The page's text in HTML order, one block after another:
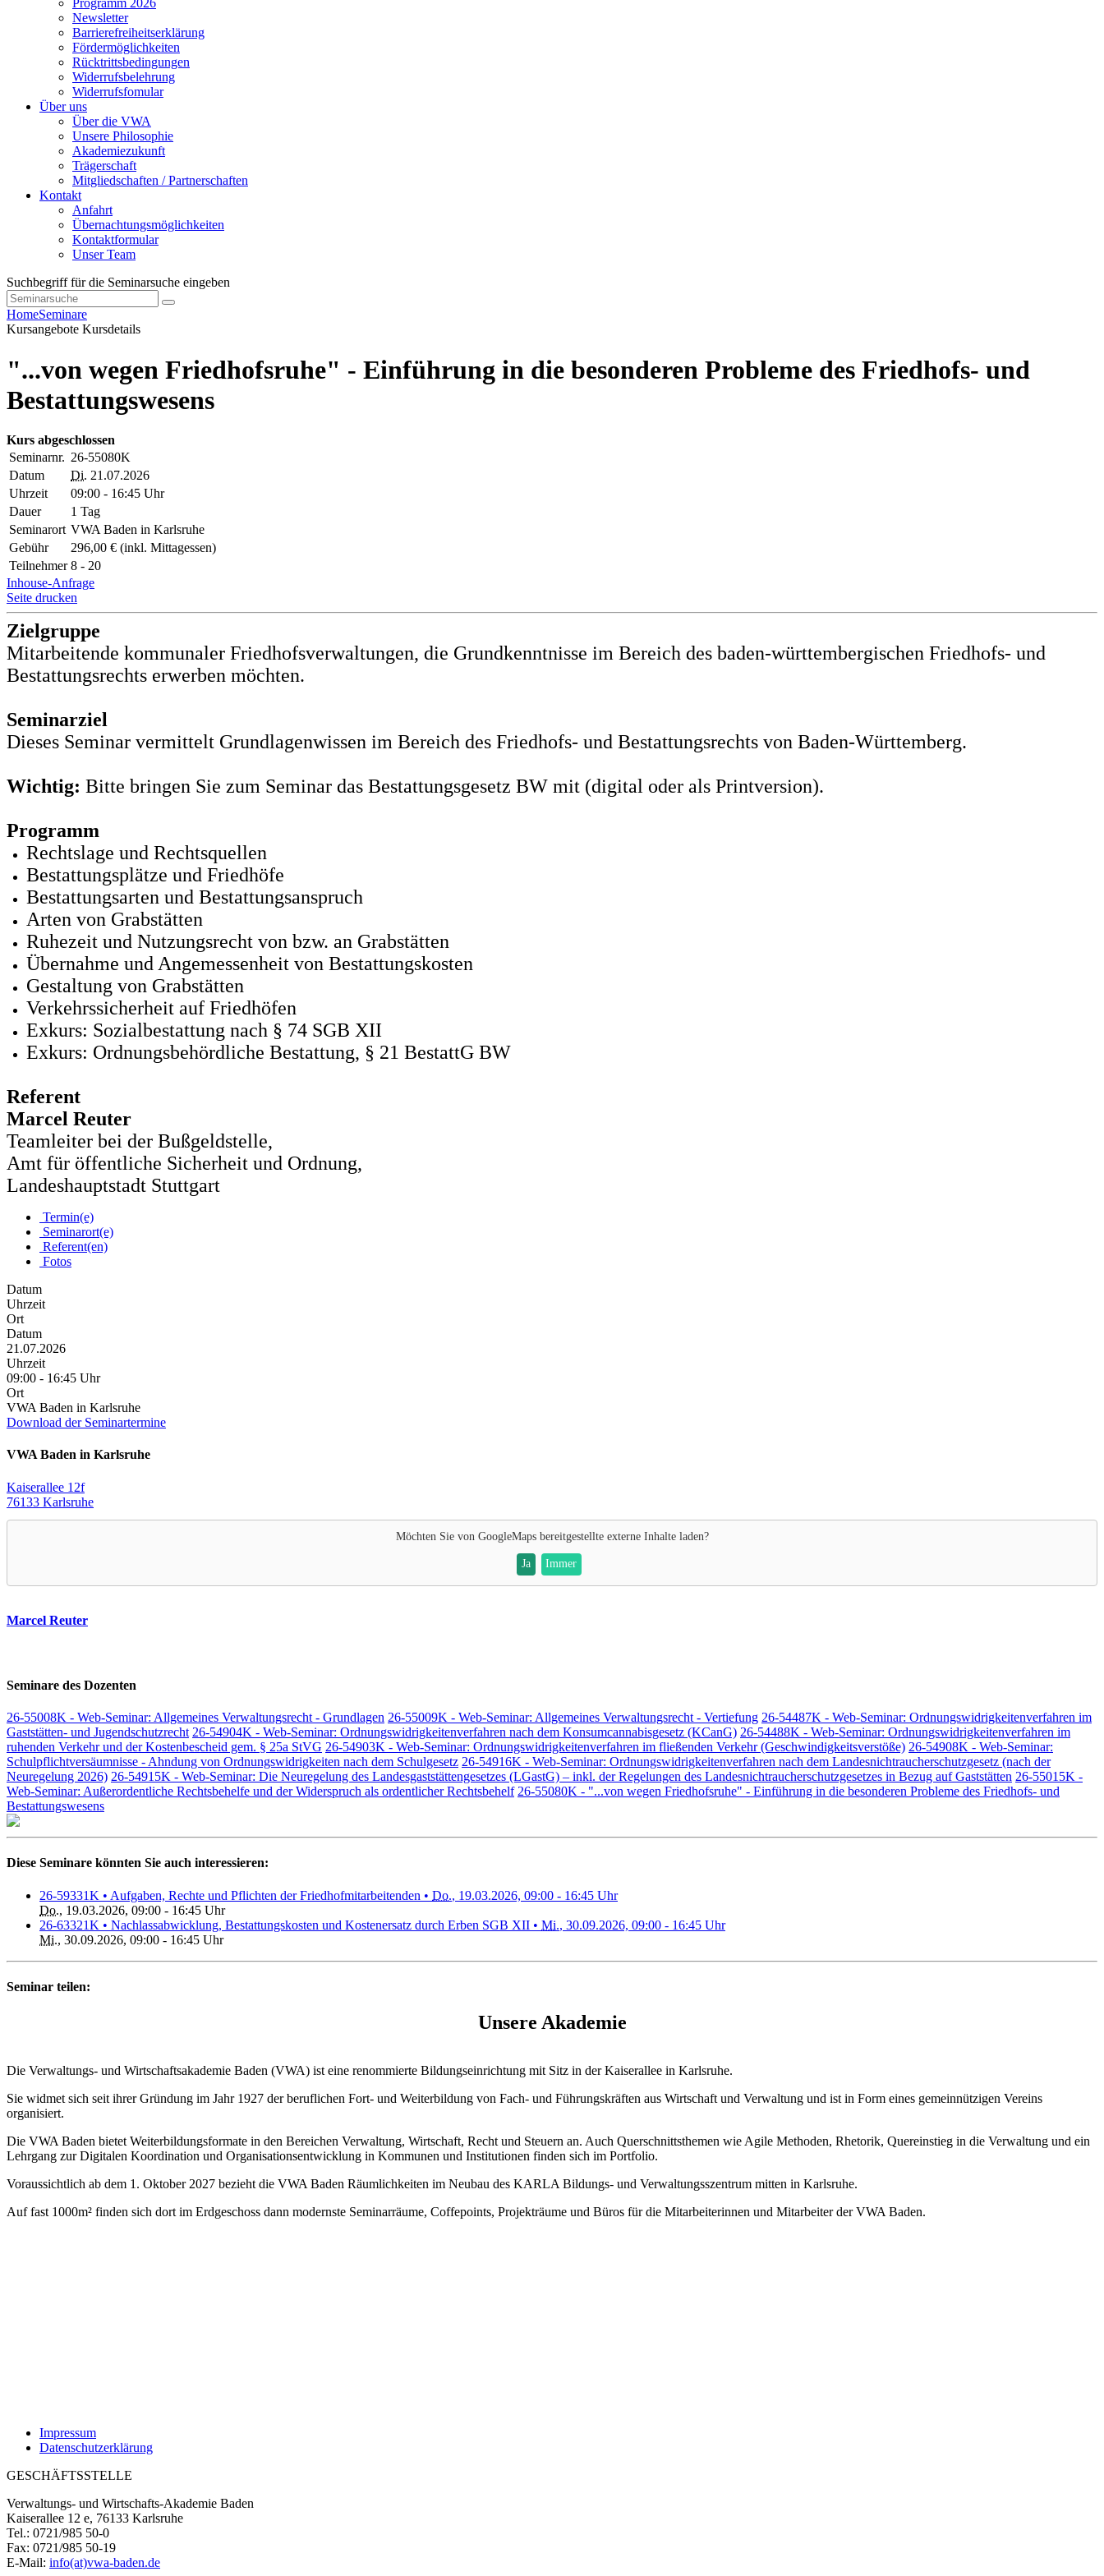
Programm 2026
Newsletter
Barrierefreiheitserklärung
Fördermöglichkeiten
Rücktrittsbedingungen
Widerrufsbelehrung
Widerrufsfomular
Über uns
Über die VWA
Unsere Philosophie
Akademiezukunft
Trägerschaft
Mitgliedschaften / Partnerschaften
Kontakt
Anfahrt
Übernachtungsmöglichkeiten
Kontaktformular
Unser Team
Suchbegriff für die Seminarsuche eingeben
HomeSeminare
Kursangebote Kursdetails
"...von wegen Friedhofsruhe" - Einführung in die besonderen Probleme des Friedhofs- und
Bestattungswesens
Kurs abgeschlossen
Seminarnr. 26-55080K
Datum
Di. 21.07.2026
Uhrzeit
09:00 - 16:45 Uhr
Dauer
1 Tag
Seminarort VWA Baden in Karlsruhe
Gebühr
296,00 € (inkl. Mittagessen)
Teilnehmer 8 - 20
Inhouse-Anfrage
Seite drucken
Zielgruppe
Mitarbeitende kommunaler Friedhofsverwaltungen, die Grundkenntnisse im Bereich des baden-württembergischen Friedhofs- und
Bestattungsrechts erwerben möchten.
Seminarziel
Dieses Seminar vermittelt Grundlagenwissen im Bereich des Friedhofs- und Bestattungsrechts von Baden-Württemberg.
Wichtig: Bitte bringen Sie zum Seminar das Bestattungsgesetz BW mit (digital oder als Printversion).
Programm
Rechtslage und Rechtsquellen
Bestattungsplätze und Friedhöfe
Bestattungsarten und Bestattungsanspruch
Arten von Grabstätten
Ruhezeit und Nutzungsrecht von bzw. an Grabstätten
Übernahme und Angemessenheit von Bestattungskosten
Gestaltung von Grabstätten
Verkehrssicherheit auf Friedhöfen
Exkurs: Sozialbestattung nach § 74 SGB XII
Exkurs: Ordnungsbehördliche Bestattung, § 21 BestattG BW
Referent
Marcel Reuter
Teamleiter bei der Bußgeldstelle,
Amt für öffentliche Sicherheit und Ordnung,
Landeshauptstadt Stuttgart
Termin(e)
Seminarort(e)
Referent(en)
Fotos
Datum
Uhrzeit
Ort
Datum
21.07.2026
Uhrzeit
09:00 - 16:45 Uhr
Ort
VWA Baden in Karlsruhe
Download der Seminartermine
VWA Baden in Karlsruhe
Kaiserallee 12f
76133 Karlsruhe
Möchten Sie von GoogleMapsbereitgestellte externe Inhalte laden?
Ja Immer
Marcel Reuter
Seminare des Dozenten
26-55008K - Web-Seminar: Allgemeines Verwaltungsrecht - Grundlagen 26-55009K - Web-Seminar: Allgemeines Verwaltungsrecht - Vertiefung 26-54487K - Web-Seminar: Ordnungswidrigkeitenverfahren im
Gaststätten- und Jugendschutzrecht 26-54904K - Web-Seminar: Ordnungswidrigkeitenverfahren nach dem Konsumcannabisgesetz (KCanG) 26-54488K - Web-Seminar: Ordnungswidrigkeitenverfahren im
ruhenden Verkehr und der Kostenbescheid gem. § 25a StVG 26-54903K - Web-Seminar: Ordnungswidrigkeitenverfahren im fließenden Verkehr (Geschwindigkeitsverstöße) 26-54908K - Web-Seminar:
Schulpflichtversäumnisse - Ahndung von Ordnungswidrigkeiten nach dem Schulgesetz 26-54916K - Web-Seminar: Ordnungswidrigkeitenverfahren nach dem Landesnichtraucherschutzgesetz (nach der
Neuregelung 2026) 26-54915K - Web-Seminar: Die Neuregelung des Landesgaststättengesetzes (LGastG) – inkl. der Regelungen des Landesnichtraucherschutzgesetzes in Bezug auf Gaststätten 26-55015K -
Web-Seminar: Außerordentliche Rechtsbehelfe und der Widerspruch als ordentlicher Rechtsbehelf 26-55080K - "...von wegen Friedhofsruhe" - Einführung in die besonderen Probleme des Friedhofs- und
Bestattungswesens
Diese Seminare könnten Sie auch interessieren:
26-59331K • Aufgaben, Rechte und Pflichten der Friedhofmitarbeitenden • Do., 19.03.2026, 09:00 - 16:45 Uhr
Do., 19.03.2026, 09:00 - 16:45 Uhr
26-63321K • Nachlassabwicklung, Bestattungskosten und Kostenersatz durch Erben SGB XII • Mi., 30.09.2026, 09:00 - 16:45 Uhr
Mi., 30.09.2026, 09:00 - 16:45 Uhr
Seminar teilen:
Unsere Akademie
Die Verwaltungs- und Wirtschaftsakademie Baden (VWA) ist eine renommierte Bildungseinrichtung mit Sitz in der Kaiserallee in Karlsruhe.
Sie widmet sich seit ihrer Gründung im Jahr 1927 der beruflichen Fort- und Weiterbildung von Fach- und Führungskräften aus Wirtschaft und Verwaltung und ist in Form eines gemeinnützigen Vereins
organisiert.
Die VWA Baden bietet Weiterbildungsformate in den Bereichen Verwaltung, Wirtschaft, Recht und Steuern an. Auch Querschnittsthemen wie Agile Methoden, Rhetorik, Quereinstieg in die Verwaltung und ein
Lehrgang zur Digitalen Koordination und Organisationsentwicklung in Kommunen und Institutionen finden sich im Portfolio.
Voraussichtlich ab dem 1. Oktober 2027 bezieht die VWA Baden Räumlichkeiten im Neubau des KARLA Bildungs- und Verwaltungsszentrum mitten in Karlsruhe.
Auf fast 1000m² finden sich dort im Erdgeschoss dann modernste Seminarräume, Coffepoints, Projekträume und Büros für die Mitarbeiterinnen und Mitarbeiter der VWA Baden.
Impressum
Datenschutzerklärung
GESCHÄFTSSTELLE
Verwaltungs- und Wirtschafts-Akademie Baden
Kaiserallee 12 e, 76133 Karlsruhe
Tel.: 0721/985 50-0
Fax: 0721/985 50-19
E-Mail: info(at)vwa-baden.de